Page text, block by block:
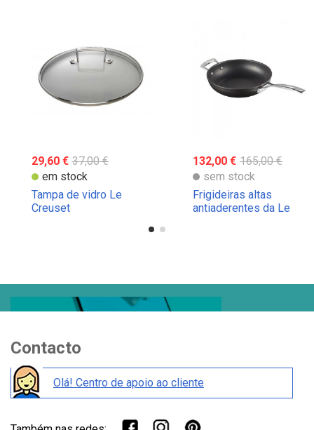
29,60 € 37,00 €
em stock
Tampa de vidro Le
Creuset
132,00 € 165,00 €
sem stock
Frigideiras altas
antiaderentes da Le
Contacto
Olá! Centro de apoio ao cliente